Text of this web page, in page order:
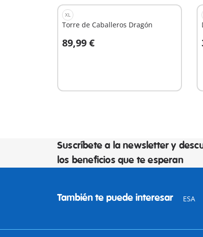
XL
Torre de Caballeros Dragón
89,99 €
A la cesta
Suscríbete a la newsletter y
los beneficios que te esperan
También te puede interesar ESA